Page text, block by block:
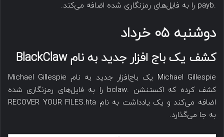
.payb را به فایل‌های رمزنگاری شده اضافه می‌کند.
دوشنبه ۰۵ خرداد
کشف یک باج افزار جدید به نام BlackClaw
Michael Gillespie یک باج‌افزار جدید به نام Michael Gillespie
کشف کرده که اکستنشن .bclaw را به فایل‌های رمزنگاری شده
اضافه می‌کند و یک یادداشت به نام RECOVER YOUR FILES.hta
به جا می‌گذارد.